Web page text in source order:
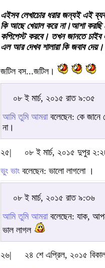
এইসব লেখাচোর ধরার জন্যই এই
কি আছে খেয়াল করে না।আশা
কপিপেস্ট করবে। তখন জানতে
এল আর দেখব শালারা কি জবাব দেয়।
জটিল বস...জটিল।
০৮ ই মার্চ, ২০১৫ রাত ৯:৩৫
আমি তুমি আমরাবলেছেন: কে জানে
না।
২৫|
০৮ ই মার্চ, ২০১৫ দুপুর
ভুং ভাং বলেছেন: ভালো লাগলো ।
০৮ ই মার্চ, ২০১৫ রাত ৯:৩৬
আমি তুমি আমরাবলেছেন: যাক,
ভাল লাগল
২৬|
২৪ শে এপ্রিল, ২০১৫